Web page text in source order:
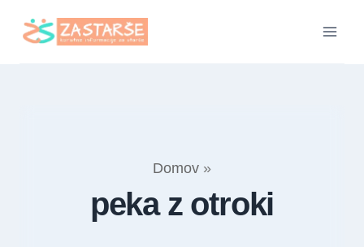
Domov »
peka z otroki